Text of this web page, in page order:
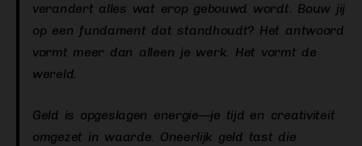
verandert alles wat erop gebouwd wordt. Bouw jij
op een fundament dat standhoudt? Het antwoord
vormt meer dan alleen je werk. Het vormt de
wereld.
Geld is opgeslagen energie—je tijd en creativiteit
omgezet in waarde. Oneerlijk geld tast die